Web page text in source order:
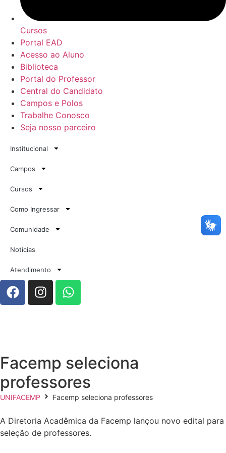
Cursos
Portal EAD
Acesso ao Aluno
Biblioteca
Portal do Professor
Central do Candidato
Campos e Polos
Trabalhe Conosco
Seja nosso parceiro
Institucional
Campos
Cursos
Como Ingressar
Comunidade
Notícias
Atendimento
Facemp seleciona
professores
UNIFACEMP Facemp seleciona professores
A Diretoria Acadêmica da Facemp lançou novo edital para
seleção de professores.